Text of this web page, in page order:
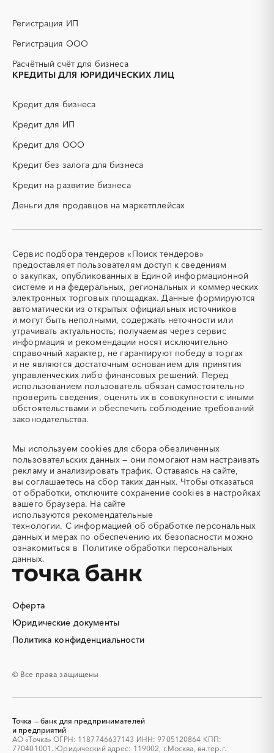
ЖБИ
ИБП
КИП (контрольно-
КТП
ОКР (опытно-
конструкторские работы)
ПГС (песчано-гравийная
смесь)
СВО
СКС (структурированные
СКУД
СОЖ (смазочно-
ТЭН
(Теплоэлектронагреватель)
УДС (установки
депарафинизации скважин)
УКПГ
ЯТЭК
Аварийные работы
Авиаперевозка
Авиационные работы
Авиационные работы
вертолетами
Автобус
Автовозы
Автогрейдер
Автозапчасти
Автоматизация
Автомобили
Автомобильные весы
Авторский надзор
Автотранспорт
Автоцистерны пожарные
Адсорбенты
Акварель
Аквариумы
Аккумуляторы
Алкогольная продукция
Алмазное бурение
Алмазная резка
Алюминиевые
конструкции
Алюминий
Аммоний
Ангар
Антенны
Антискалант
Аппараты воздушного
Аренда автобусов
Аренда погрузчика
Аренда спецтехники с
свай
Аудиоролики
Аутсорсинг
Аутсорсинг персонала
Регистрация ИП
Регистрация ООО
Расчётный счёт для бизнеса
КРЕДИТЫ ДЛЯ ЮРИДИЧЕСКИХ ЛИЦ
Кредит для бизнеса
Кредит для ИП
Кредит для ООО
Кредит без залога для бизнеса
Кредит на развитие бизнеса
Деньги для продавцов на маркетплейсах
Оферта
Юридические документы
Политика конфиденциальности
© Все права защищены
Сервис подбора тендеров «Поиск тендеров»
предоставляет пользователям доступ к сведениям
о закупках, опубликованных в Единой информационной
системе и на федеральных, региональных и коммерческих
электронных торговых площадках. Данные формируются
автоматически из открытых официальных источников
и могут быть неполными, содержать неточности или
утрачивать актуальность; получаемая через сервис
информация и рекомендации носят исключительно
справочный характер, не гарантируют победу в торгах
и не являются достаточным основанием для принятия
управленческих либо финансовых решений. Перед
использованием пользователь обязан самостоятельно
проверить сведения, оценить их в совокупности с иными
обстоятельствами и обеспечить соблюдение требований
законодательства.
Мы используем cookies для сбора обезличенных
пользовательских данных — они помогают нам настраивать
рекламу и анализировать трафик. Оставаясь на сайте,
вы соглашаетесь на сбор таких данных. Чтобы отказаться
от обработки, отключите сохранение cookies в настройках
вашего браузера. На сайте
используются рекомендательные
технологии. С информацией об обработке персональных
данных и мерах по обеспечению их безопасности можно
ознакомиться в Политике обработки персональных
данных.
Точка — банк для предпринимателей
и предприятий
АО «Точка» ОГРН: 1187746637143 ИНН: 9705120864 КПП:
770401001. Юридический адрес: 119002, г.Москва, вн.тер.г.